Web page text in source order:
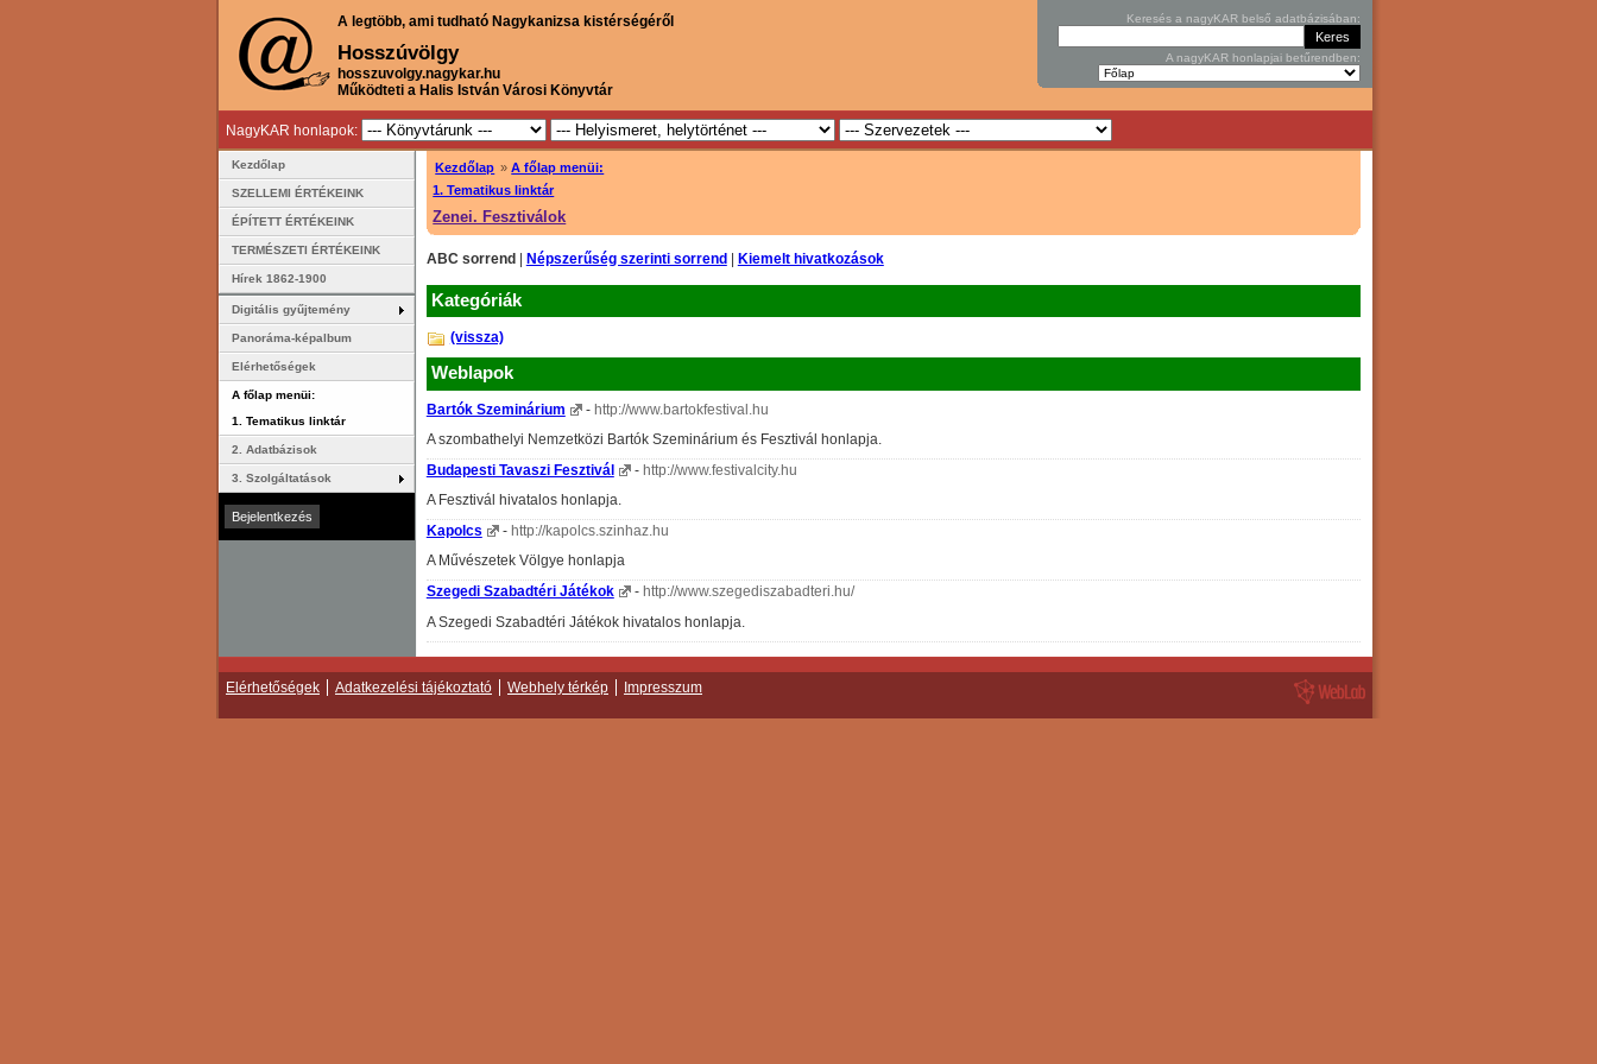
A legtöbb, ami tudható Nagykanizsa kistérségéről
Hosszúvölgy
hosszuvolgy.nagykar.hu
Működteti a Halis István Városi Könyvtár
Keresés a nagyKAR belső adatbázisában:
A nagyKAR honlapjai betűrendben:
NagyKAR honlapok:
Kezdőlap »A főlap menüi:
1. Tematikus linktár
Zenei. Fesztiválok
ABC sorrend| Népszerűség szerinti sorrend| Kiemelt hivatkozások
Kategóriák
(vissza)
Weblapok
Bartók Szeminárium - http://www.bartokfestival.hu
A szombathelyi Nemzetközi Bartók Szeminárium és Fesztivál honlapja.
Budapesti Tavaszi Fesztivál
- http://www.festivalcity.hu
A Fesztivál hivatalos honlapja.
Kapolcs
- http://kapolcs.szinhaz.hu
A Művészetek Völgye honlapja
Szegedi Szabadtéri Játékok
- http://www.szegediszabadteri.hu/
A Szegedi Szabadtéri Játékok hivatalos honlapja.
Kezdőlap
SZELLEMI ÉRTÉKEINK
ÉPÍTETT ÉRTÉKEINK
TERMÉSZETI ÉRTÉKEINK
Hírek 1862-1900
Digitális gyűjtemény
Panoráma-képalbum
Elérhetőségek
A főlap menüi:
1. Tematikus linktár
2. Adatbázisok
3. Szolgáltatások
Elérhetőségek Adatkezelési tájékoztató Webhely térkép Impresszum